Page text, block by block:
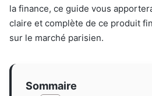
la finance, ce guide vous
claire et complète de ce produit
sur le marché parisien.
Sommaire